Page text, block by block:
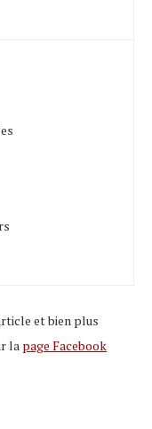
et bien plus
la page Facebook